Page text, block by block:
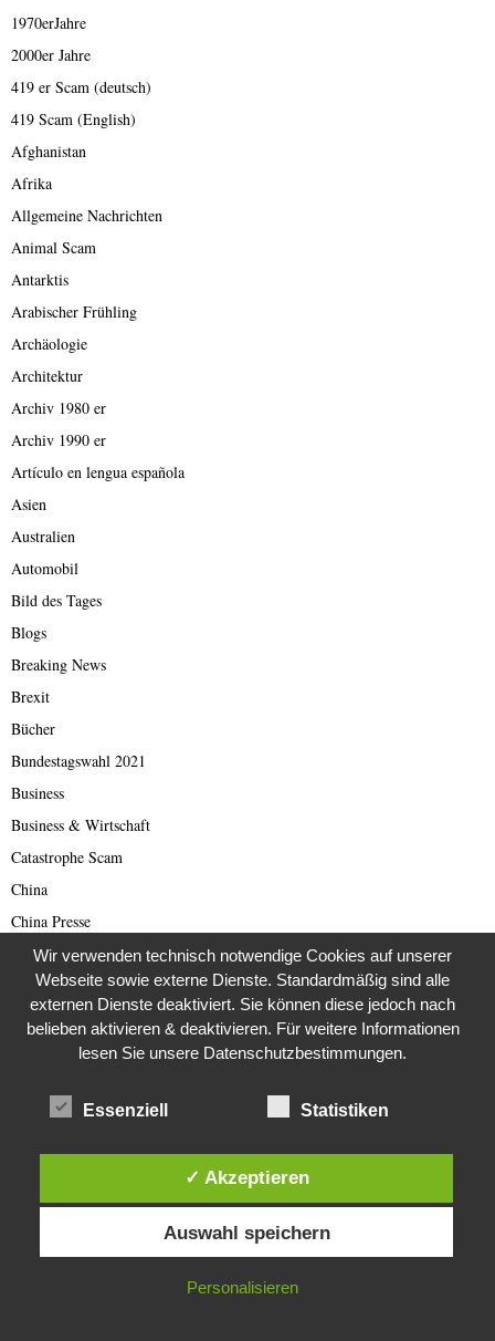
1970erJahre
2000er Jahre
419 er Scam (deutsch)
419 Scam (English)
Afghanistan
Afrika
Allgemeine Nachrichten
Animal Scam
Antarktis
Arabischer Frühling
Archäologie
Architektur
Archiv 1980 er
Archiv 1990 er
Artículo en lengua española
Asien
Australien
Automobil
Bild des Tages
Blogs
Breaking News
Brexit
Bücher
Bundestagswahl 2021
Business
Business & Wirtschaft
Catastrophe Scam
China
China Presse
Cold Case
Cold Case
Corona Kriminelle
Darknet Reporter
Der Darknetreporter
Diese Website verwendet Cookies. Durch die weitere Nutzung dieser
Website stimmst du der Verwendung von Cookies zu.
IN ORDNUNG
Wir verwenden technisch notwendige Cookies auf unserer
Webseite sowie externe Dienste. Standardmäßig sind alle
externen Dienste deaktiviert. Sie können diese jedoch nach
belieben aktivieren & deaktivieren. Für weitere Informationen
lesen Sie unsere Datenschutzbestimmungen.
Essenziell Statistiken
✓ Akzeptieren
Auswahl speichern
Personalisieren